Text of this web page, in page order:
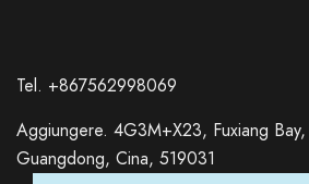
Tel. +867562998069
Aggiungere. 4G3M+X23, Fuxiang
Guangdong, Cina, 519031